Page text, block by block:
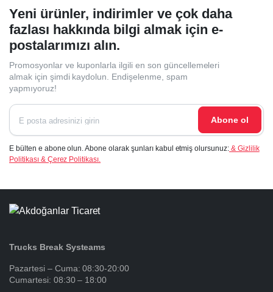
Yeni ürünler, indirimler ve çok daha
fazlası hakkında bilgi almak için e-
postalarımızı alın.
Promosyonlar ve kuponlarla ilgili en son güncellemeleri
almak için şimdi kaydolun. Endişelenme, spam
yapmıyoruz!
Abone ol
E bülten e abone olun. Abone olarak şunları kabul etmiş olursunuz: & Gizlilik
Politikası & Çerez Politikası.
Trucks Break Systeams
Pazartesi – Cuma: 08:30-20:00
Cumartesi: 08:30 – 18:00